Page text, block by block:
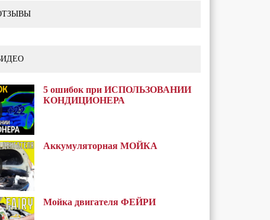
5 ошибок при ИСПОЛЬЗОВАНИИ
КОНДИЦИОНЕРА
Аккумуляторная МОЙКА
Мойка двигателя ФЕЙРИ